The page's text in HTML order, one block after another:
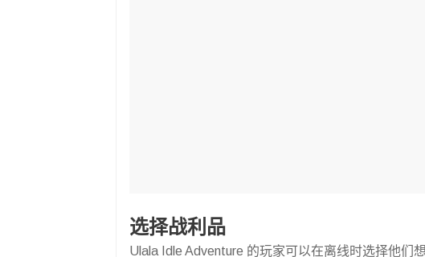
选择战利品
Ulala Idle Adventure 的玩家可以在离线时选择他们